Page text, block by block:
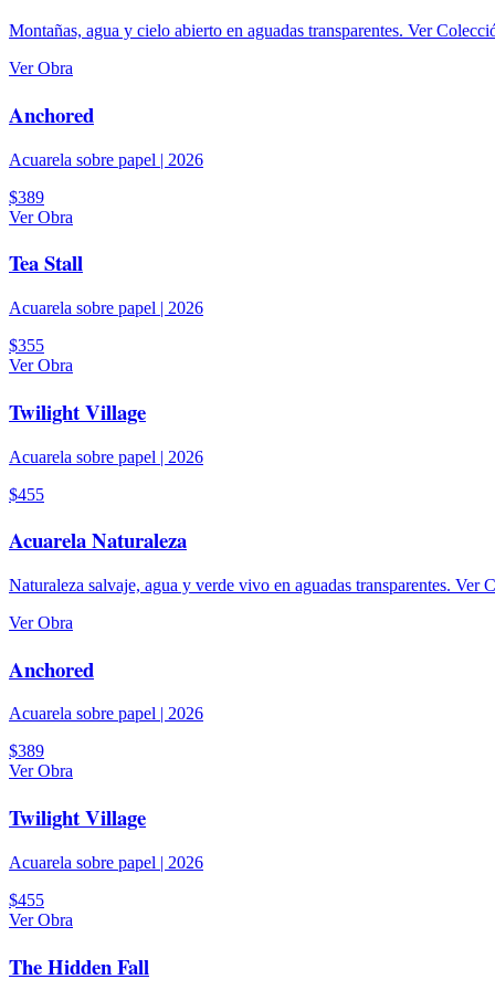
Montañas, agua y cielo abierto en aguadas transparentes. Ver
Ver Obra
Anchored
Acuarela sobre papel | 2026
$389
Ver Obra
Tea Stall
Acuarela sobre papel | 2026
$355
Ver Obra
Twilight Village
Acuarela sobre papel | 2026
$455
AcuarelaNaturaleza
Naturaleza salvaje, agua y verde vivo en aguadas transparentes. Ver
Ver Obra
Anchored
Acuarela sobre papel
2026
$389
Ver Obra
Twilight Village
Acuarela sobre papel | 2026
$455
Ver Obra
The Hidden Fall